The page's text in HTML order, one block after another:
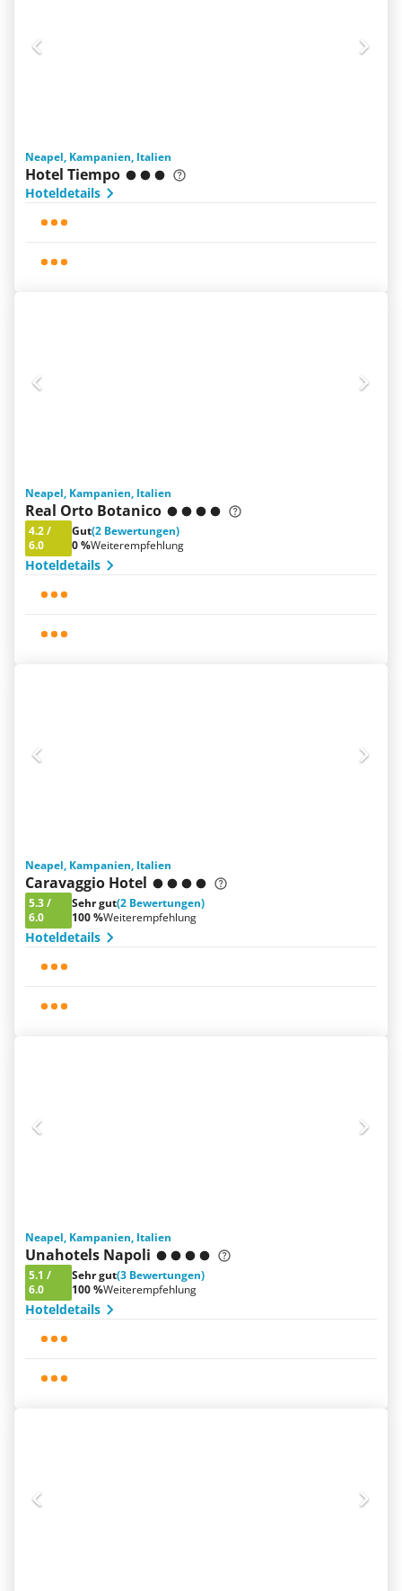
Neapel, Kampanien, Italien
Hotel Tiempo
Hoteldetails
Neapel, Kampanien, Italien
Real Orto Botanico
4.2/
6.0
Gut(2 Bewertungen)
0 %Weiterempfehlung
Hoteldetails
Neapel, Kampanien, Italien
Caravaggio Hotel
5.3/
6.0
Sehr gut(2 Bewertungen)
100 %Weiterempfehlung
Hoteldetails
Neapel, Kampanien, Italien
Unahotels Napoli
5.1 /
6.0
Sehr gut(3 Bewertungen)
100 %Weiterempfehlung
Hoteldetails